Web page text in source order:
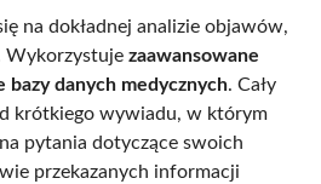
na dokładnej analizie objawów,
Wykorzystuje zaawansowane
bazy danych medycznych. Cały
krótkiego wywiadu, w którym
pytania dotyczące swoich
przekazanych informacji